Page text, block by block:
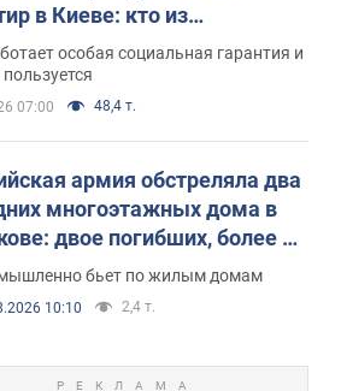
в Киеве: кто из
просил средства
особая социальная гарантия и
07:00 48,4 т.
армия обстреляла два
многоэтажных дома в
двое погибших, более 20
бьет по жилым домам
10:10 2,4 т.